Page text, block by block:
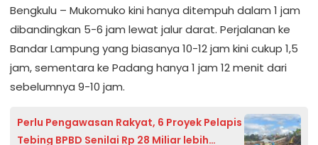
Bengkulu – Mukomuko kini hanya ditempuh dalam 1 jam
dibandingkan 5-6 jam lewat jalur darat. Perjalanan ke
Bandar Lampung yang biasanya 10-12 jam kini cukup 1,5
jam, sementara ke Padang hanya 1 jam 12 menit dari
sebelumnya 9-10 jam.
Perlu Pengawasan Rakyat, 6 Proyek Pelapis
Tebing BPBD Senilai Rp 28 Miliar lebih